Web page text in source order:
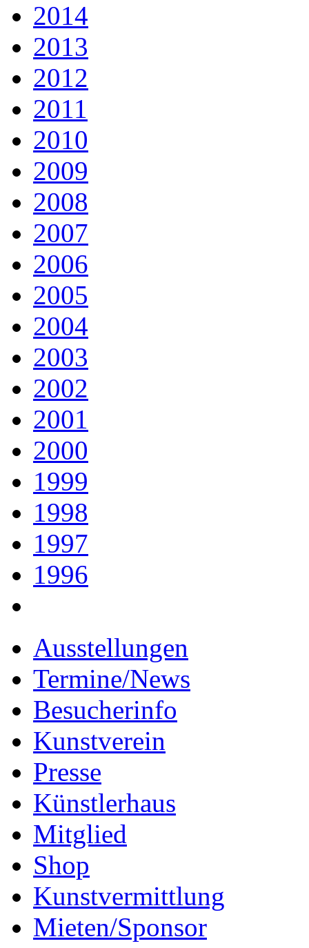
2014
2013
2012
2011
2010
2009
2008
2007
2006
2005
2004
2003
2002
2001
2000
1999
1998
1997
1996
Ausstellungen
Termine/News
Besucherinfo
Kunstverein
Presse
Künstlerhaus
Mitglied
Shop
Kunstvermittlung
Mieten/Sponsor